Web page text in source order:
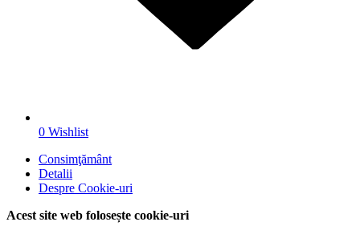
0 Wishlist
Consimţământ
Detalii
Despre Cookie-uri
Acest site web folosește cookie-uri